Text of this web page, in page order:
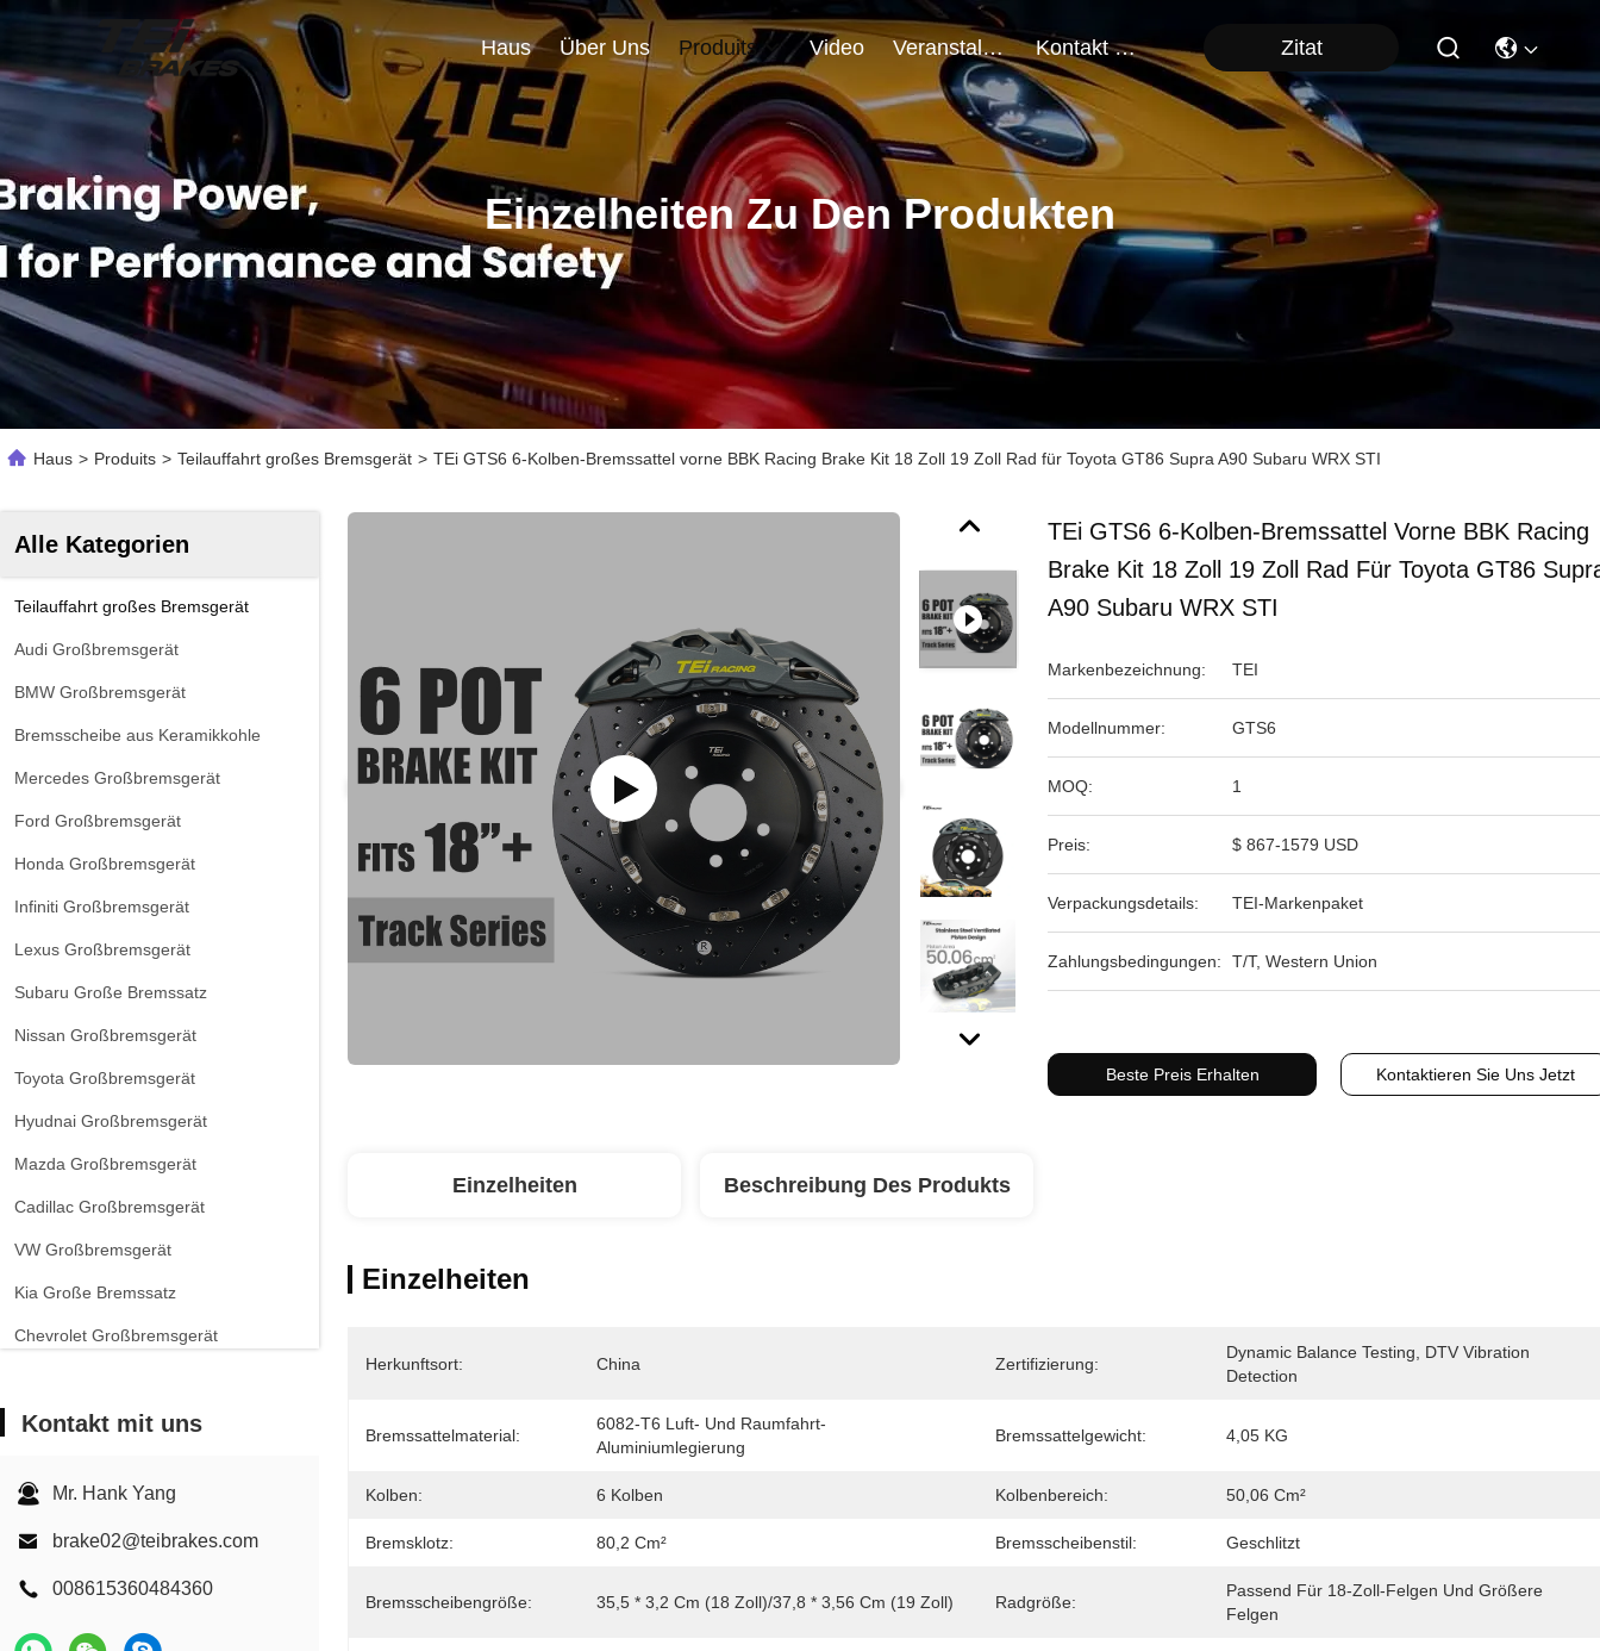
Haus Über Uns Produits Video Veranstaltungen Kontakt Mit Uns Zitat
Einzelheiten Zu Den Produkten
Haus > Produits > Teilauffahrt großes Bremsgerät > TEi GTS6 6-Kolben-Bremssattel vorne BBK Racing Brake Kit 18 Zoll 19 Zoll Rad für Toyota GT86 Supra A90 Subaru WRX STI
Alle Kategorien
Teilauffahrt großes Bremsgerät
Audi Großbremsgerät
BMW Großbremsgerät
Bremsscheibe aus Keramikkohle
Mercedes Großbremsgerät
Ford Großbremsgerät
Honda Großbremsgerät
Infiniti Großbremsgerät
Lexus Großbremsgerät
Subaru Große Bremssatz
Nissan Großbremsgerät
Toyota Großbremsgerät
Hyudnai Großbremsgerät
Mazda Großbremsgerät
Cadillac Großbremsgerät
VW Großbremsgerät
Kia Große Bremssatz
Chevrolet Großbremsgerät
EPB-Bremssattel
Kontakt mit uns
Mr. Hank Yang
brake02@teibrakes.com
008615360484360
TEi GTS6 6-Kolben-Bremssattel Vorne BBK Racing
Brake Kit 18 Zoll 19 Zoll Rad Für Toyota GT86
A90 Subaru WRX STI
Markenbezeichnung: TEI
Modellnummer: GTS6
MOQ: 1
Preis: $ 867-1579 USD
Verpackungsdetails: TEI-Markenpaket
Zahlungsbedingungen: T/T, Western Union
Beste Preis Erhalten Kontaktieren Sie Uns Jetzt
Einzelheiten Beschreibung Des Produkts
Einzelheiten
Herkunftsort: China Zertifizierung:
Dynamic Balance Testing, DTV Vibration
Detection
Bremssattelmaterial:
6082-T6 Luft- Und Raumfahrt-
Aluminiumlegierung
Bremssattelgewicht: 4,05 KG
Kolben: 6 Kolben Kolbenbereich: 50,06 Cm²
Bremsklotz: 80,2 Cm² Bremsscheibenstil: Geschlitzt
Bremsscheibengröße: 35,5 * 3,2 Cm (18 Zoll)/37,8 * 3,56 Cm (19 Zoll) Radgröße:
Passend Für 18-Zoll-Felgen Und Größere
Felgen